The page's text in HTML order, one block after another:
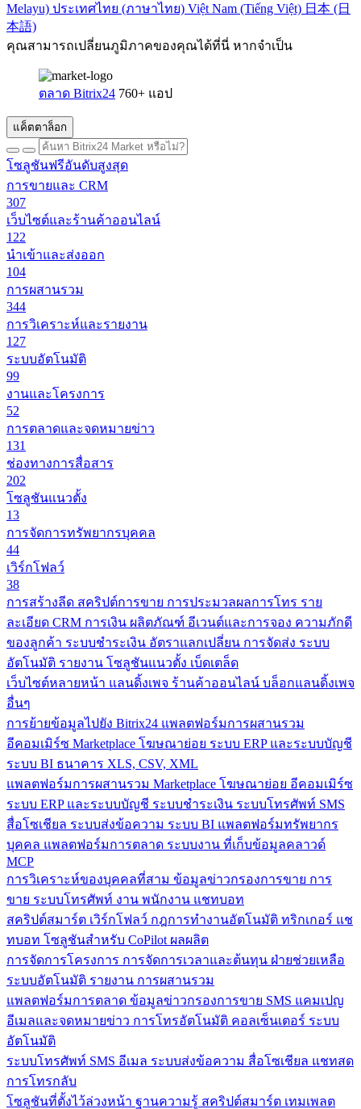
Melayu) ประเทศไทย (ภาษาไทย) Việt Nam (Tiếng Việt) 日本 (日
本語)
คุณสามารถเปลี่ยนภูมิภาคของคุณได้ที่นี่ หากจำเป็น
ตลาด Bitrix24 760+ แอป
แค็ตตาล็อก
โซลูชันฟรีอันดับสูงสุด
การขายและ CRM
307
เว็บไซต์และร้านค้าออนไลน์
122
นำเข้าและส่งออก
104
การผสานรวม
344
การวิเคราะห์และรายงาน
127
ระบบอัตโนมัติ
99
งานและโครงการ
52
การตลาดและจดหมายข่าว
131
ช่องทางการสื่อสาร
202
โซลูชันแนวตั้ง
13
การจัดการทรัพยากรบุคคล
44
เวิร์กโฟลว์
38
การสร้างลีด สคริปต์การขาย การประมวลผลการโทร ราย
ละเอียด CRM การเงิน ผลิตภัณฑ์ อีเวนต์และการจอง ความภักดี
ของลูกค้า ระบบชำระเงิน อัตราแลกเปลี่ยน การจัดส่ง ระบบ
อัตโนมัติ รายงาน โซลูชันแนวตั้ง เบ็ดเตล็ด
เว็บไซต์หลายหน้า แลนดิ้งเพจ ร้านค้าออนไลน์ บล็อกแลนดิ้งเพจ
อื่นๆ
การย้ายข้อมูลไปยัง Bitrix24 แพลตฟอร์มการผสานรวม
อีคอมเมิร์ซ Marketplace โฆษณาย่อย ระบบ ERP และระบบบัญชี
ระบบ BI ธนาคาร XLS, CSV, XML
แพลตฟอร์มการผสานรวม Marketplace โฆษณาย่อย อีคอมเมิร์ซ
ระบบ ERP และระบบบัญชี ระบบชำระเงิน ระบบโทรศัพท์ SMS
สื่อโซเชียล ระบบส่งข้อความ ระบบ BI แพลตฟอร์มทรัพยากร
บุคคล แพลตฟอร์มการตลาด ระบบงาน ที่เก็บข้อมูลคลาวด์
MCP
การวิเคราะห์ของบุคคลที่สาม ข้อมูลข่าวกรองการขาย การ
ขาย ระบบโทรศัพท์ งาน พนักงาน แชทบอท
สคริปต์สมาร์ต เวิร์กโฟลว์ กฎการทำงานอัตโนมัติ ทริกเกอร์ แช
ทบอท โซลูชันสำหรับ CoPilot ผลผลิต
การจัดการโครงการ การจัดการเวลาและต้นทุน ฝ่ายช่วยเหลือ
ระบบอัตโนมัติ รายงาน การผสานรวม
แพลตฟอร์มการตลาด ข้อมูลข่าวกรองการขาย SMS แคมเปญ
อีเมลและจดหมายข่าว การโทรอัตโนมัติ คอลเซ็นเตอร์ ระบบ
อัตโนมัติ
ระบบโทรศัพท์ SMS อีเมล ระบบส่งข้อความ สื่อโซเชียล แชทสด
การโทรกลับ
โซลูชันที่ตั้งไว้ล่วงหน้า ฐานความรู้ สคริปต์สมาร์ต เทมเพลต